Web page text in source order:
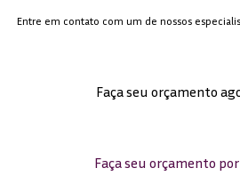
Entre em contato com um de nossos
Faça seu orçamento
Faça seu orçamento